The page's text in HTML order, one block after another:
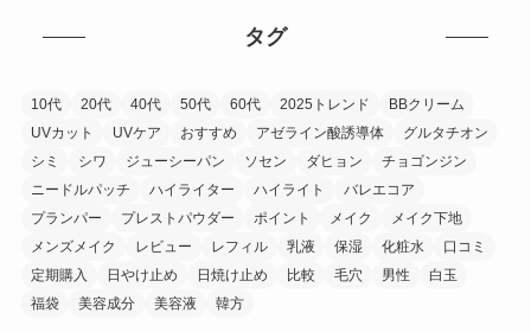
タグ
10代 20代 40代 50代 60代 2025トレンド
BBクリーム
UVカット
UVケア おすすめ アゼライン酸誘導体
グルタチオン
シミ
シワ ジューシーパン ソセン ダヒョン
チョゴンジン
ニードルパッチ
ハイライター ハイライト
バレエコア
プランパー
プレストパウダー ポイント メイク
メイク下地
メンズメイク
レビュー レフィル 乳液 保湿 化粧水
口コミ
定期購入
日やけ止め 日焼け止め 比較 毛穴 男性
白玉
福袋
美容成分 美容液 韓方